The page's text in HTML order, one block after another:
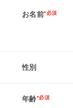
お名前*必須
性別
年齢*必須